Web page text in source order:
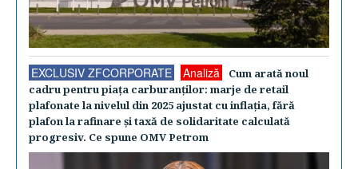
EXCLUSIV ZFCORPORATE Analiză
Cum arată noul
cadru pentru piaţa carburanţilor: marje de retail
plafonate la nivelul din 2025 ajustat cu inflaţia, fără
plafon la rafinare şi taxă de solidaritate calculată
progresiv. Ce spune OMV Petrom